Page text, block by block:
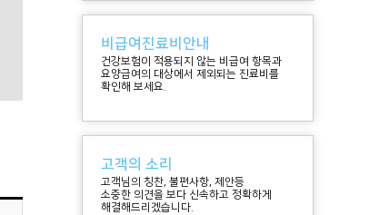
비급여진료비안내
건강보험이 적용되지 않는 비급여 항목과
요양급여의 대상에서 제외되는 진료비를
확인해 보세요.
고객의 소리
고객님의 칭찬, 불편사항, 제안등
소중한 의견을 보다 신속하고 정확하게
해결해드리겠습니다.